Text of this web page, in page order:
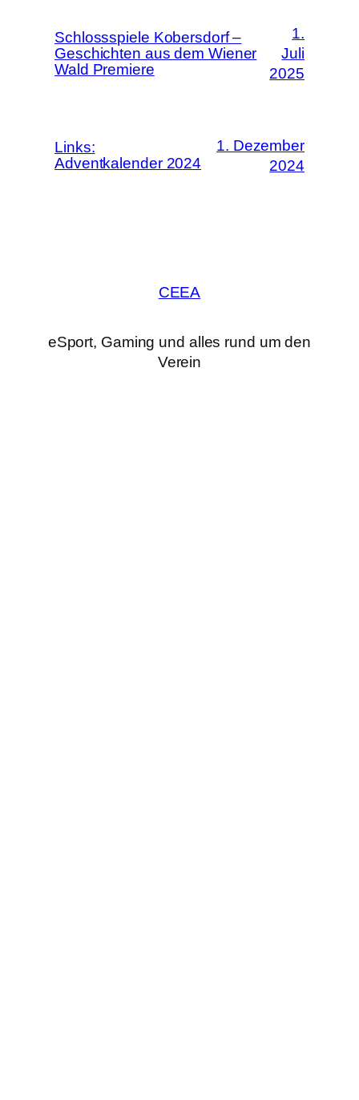
Schlossspiele Kobersdorf –
Geschichten aus dem Wiener
Wald Premiere
1.
Juli
2025
Links:
Adventkalender 2024
1. Dezember
2024
CEEA
eSport, Gaming und alles rund um den
Verein